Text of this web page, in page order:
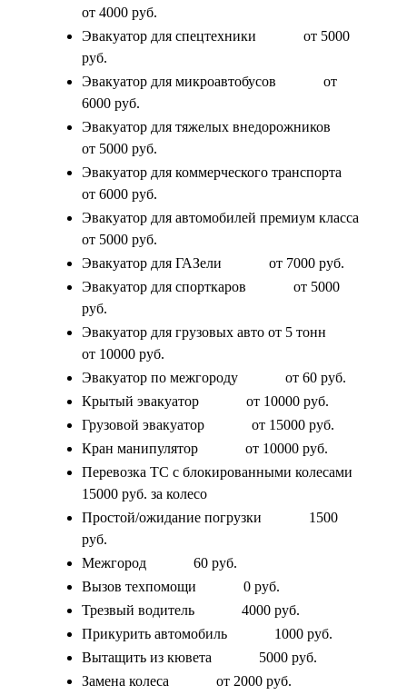
от 4000 руб.
Эвакуатор для спецтехники
от 5000
руб.
Эвакуатор для микроавтобусов
от
6000 руб.
Эвакуатор для тяжелых внедорожников
от 5000 руб.
Эвакуатор для коммерческого транспорта
от 6000 руб.
Эвакуатор для автомобилей премиум класса
от 5000 руб.
Эвакуатор для ГАЗели
от 7000 руб.
Эвакуатор для спорткаров
от 5000
руб.
Эвакуатор для грузовых авто от 5 тонн
от 10000 руб.
Эвакуатор по межгороду
от 60 руб.
Крытый эвакуатор
от 10000 руб.
Грузовой эвакуатор
от 15000 руб.
Кран манипулятор
от 10000 руб.
Перевозка ТС с блокированными колесами
15000 руб. за колесо
Простой/ожидание погрузки
1500
руб.
Межгород
60 руб.
Вызов техпомощи
0 руб.
Трезвый водитель
4000 руб.
Прикурить автомобиль
1000 руб.
Вытащить из кювета
5000 руб.
Замена колеса
от 2000 руб.